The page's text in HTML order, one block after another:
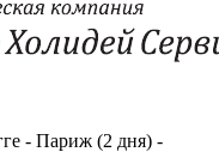
- Париж (2 дня) -